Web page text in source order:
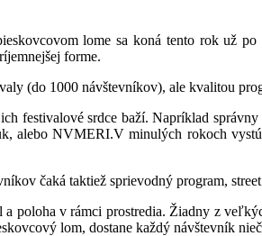
lome sa koná tento rok už
forme.
(do 1000 návštevníkov), ale kvalitou
festivalové srdce baží. Napríklad
alebo NVMERI.V minulých rokoch
čaká taktiež sprievodný program,
a poloha v rámci prostredia. Žiadny z
lom, dostane každý návštevník